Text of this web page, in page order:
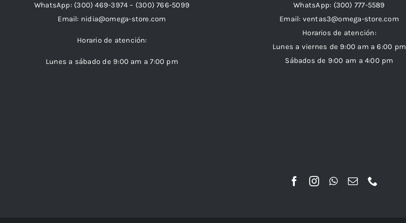
WhatsApp: (300) 469-3974 – (300) 766-5099
Email: nidia@omega-store.com
Horario de atención:
Lunes a sábado de 9:00 am a 7:00 pm
WhatsApp: (300) 777-5589
Email: ventas3@omega-store.com
Horarios de atención:
Lunes a viernes de 9:00 am a 6:00 pm
Sábados de 9:00 am a 4:00 pm